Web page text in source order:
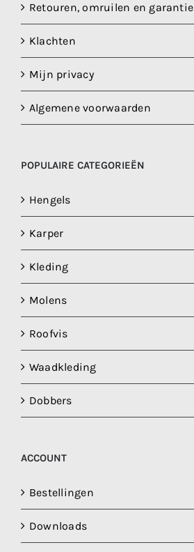
Retouren, omruilen en garantie
Klachten
Mijn privacy
Algemene voorwaarden
POPULAIRE CATEGORIEËN
Hengels
Karper
Kleding
Molens
Roofvis
Waadkleding
Dobbers
ACCOUNT
Bestellingen
Downloads